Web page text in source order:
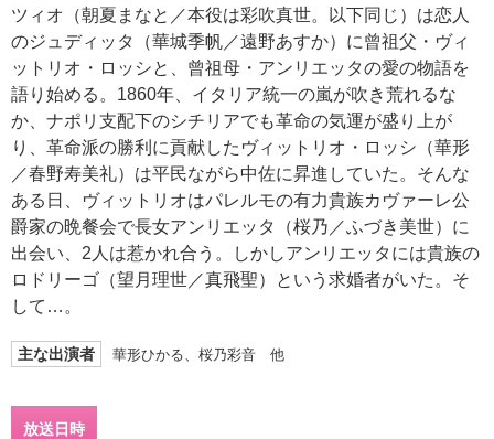
ツィオ（朝夏まなと／本役は彩吹真世。以下同じ）は恋人
のジュディッタ（華城季帆／遠野あすか）に曾祖父・ヴィ
ットリオ・ロッシと、曾祖母・アンリエッタの愛の物語を
語り始める。1860年、イタリア統一の嵐が吹き荒れるな
か、ナポリ支配下のシチリアでも革命の気運が盛り上が
り、革命派の勝利に貢献したヴィットリオ・ロッシ（華形
／春野寿美礼）は平民ながら中佐に昇進していた。そんな
ある日、ヴィットリオはパレルモの有力貴族カヴァーレ公
爵家の晩餐会で長女アンリエッタ（桜乃／ふづき美世）に
出会い、2人は惹かれ合う。しかしアンリエッタには貴族の
ロドリーゴ（望月理世／真飛聖）という求婚者がいた。そ
して…。
主な出演者 華形ひかる、桜乃彩音 他
放送日時